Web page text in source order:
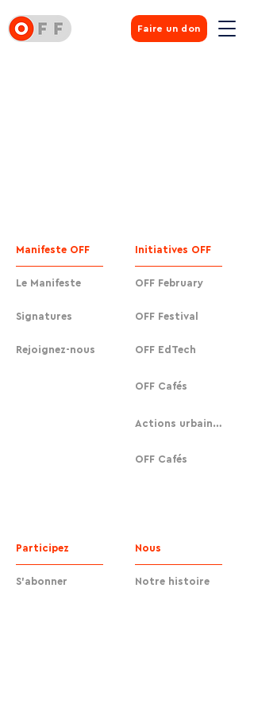
Faire un don
Manifeste OFF
Le Manifeste
Signatures
Rejoignez-nous
Initiatives OFF
OFF February
OFF Festival
OFF EdTech
OFF Cafés
Actions urbaines
OFF Cafés
Participez
S'abonner
Nous
Notre histoire